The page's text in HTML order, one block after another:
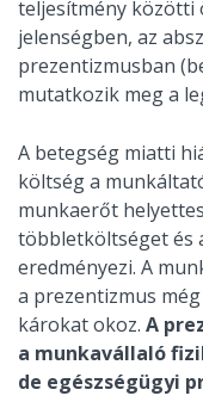
teljesítmény közötti
jelenségben, az
prezentizmusban
mutatkozik meg a
A betegség miatti
költség a
munkaerőt
többletköltséget és
eredményezi. A
a prezentizmus
károkat okoz. A
a munkavállaló
de egészségügyi